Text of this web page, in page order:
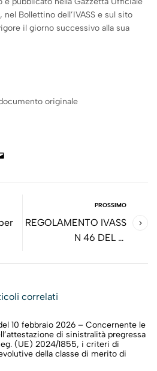
nel Bollettino dell’IVASS e sul sito
il giorno successivo alla sua
originale
PROSSIMO
REGOLAMENTO IVASS
N 46 DEL 17
correlati
10 febbraio 2026 – Concernente le
di sinistralità pregressa
(UE) 2024/1855, i criteri di
della classe di merito di